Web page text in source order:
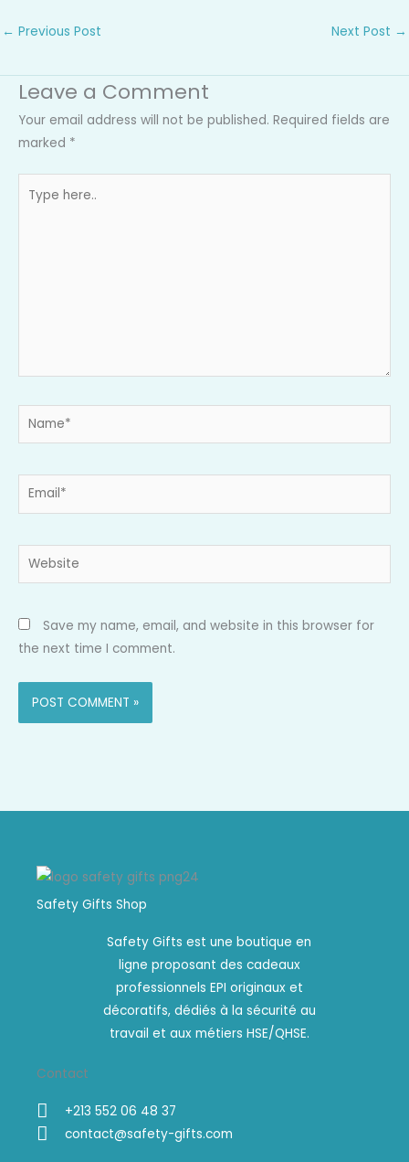
← Previous Post Next Post →
Leave a Comment
Your email address will not be published. Required fields are
marked *
here..
Name*
Email*
Website
Save my name, email, and website in this browser for
the next time I comment.
Safety Gifts Shop
Safety Gifts est une boutique en
ligne proposant des cadeaux
professionnels EPI originaux et
décoratifs, dédiés à la sécurité au
travail et aux métiers HSE/QHSE.
Contact
+213 552 06 48 37
contact@safety-gifts.com